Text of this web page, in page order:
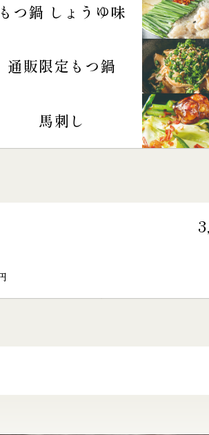
もつ鍋 しょうゆ味
通販限定もつ鍋
馬刺し